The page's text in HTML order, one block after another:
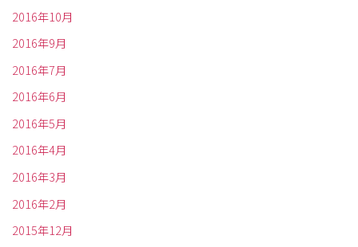
2016年10月
2016年9月
2016年7月
2016年6月
2016年5月
2016年4月
2016年3月
2016年2月
2015年12月